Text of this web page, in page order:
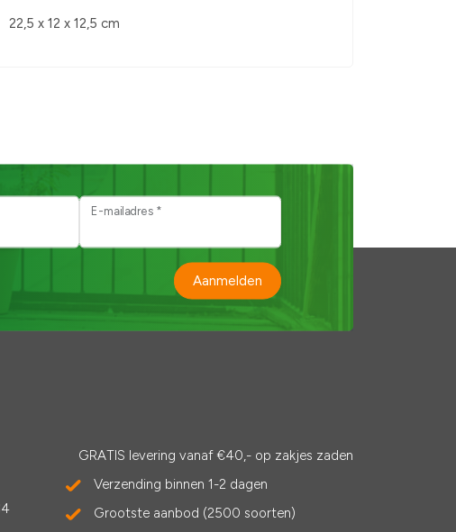
22,5 x 12 x 12,5 cm
E-mailadres *
Aanmelden
GRATIS levering vanaf €40,- op zakjes zaden
Verzending binnen 1-2 dagen
Grootste aanbod (2500 soorten)